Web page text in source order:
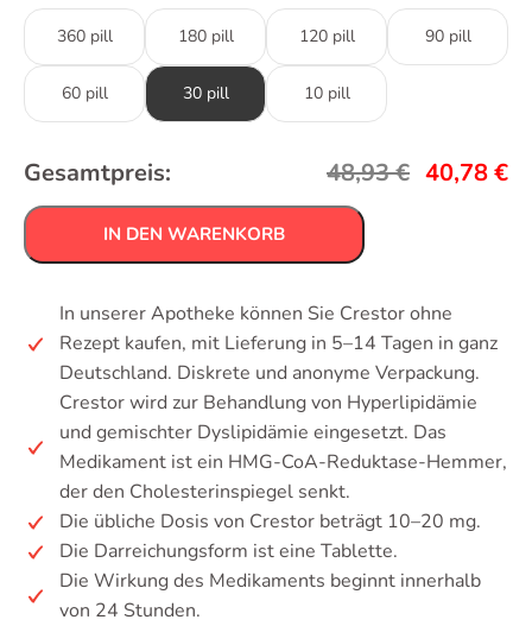
360 pill 180 pill 120 pill 90 pill
60 pill 30 pill 10 pill
Gesamtpreis: 48,93€ 40,78€
IN DEN WARENKORB
In unserer Apotheke können Sie Crestor ohne
Rezept kaufen, mit Lieferung in 5–14 Tagen in ganz
Deutschland. Diskrete und anonyme Verpackung.
Crestor wird zur Behandlung von Hyperlipidämie
und gemischter Dyslipidämie eingesetzt. Das
Medikament ist ein HMG-CoA-Reduktase-Hemmer,
der den Cholesterinspiegel senkt.
Die übliche Dosis von Crestor beträgt 10–20 mg.
Die Darreichungsform ist eine Tablette.
Die Wirkung des Medikaments beginnt innerhalb
von 24 Stunden.